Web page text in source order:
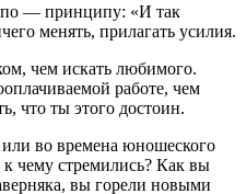
— принципу: «И так
менять, прилагать усилия.
чем искать любимого.
работе, чем
что ты этого достоин.
во времена юношеского
чему стремились? Как вы
вы горели новыми